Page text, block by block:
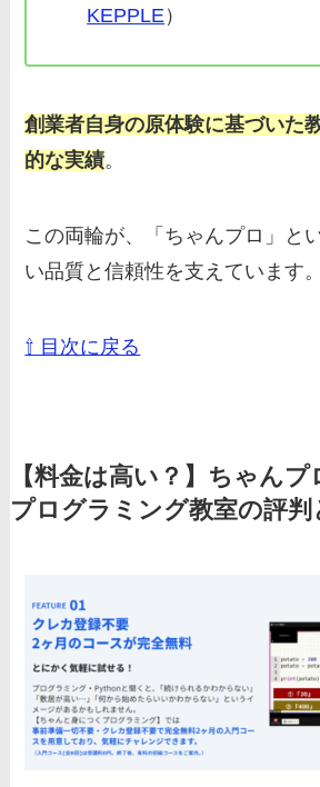
KEPPLE ）
創業者自身の原体験に基づいた
的な実績。
この両輪が、「ちゃんプロ」と
い品質と信頼性を支えています。
⇧ 目次に戻る
【料金は高い？】ちゃん
プログラミング教室の評判